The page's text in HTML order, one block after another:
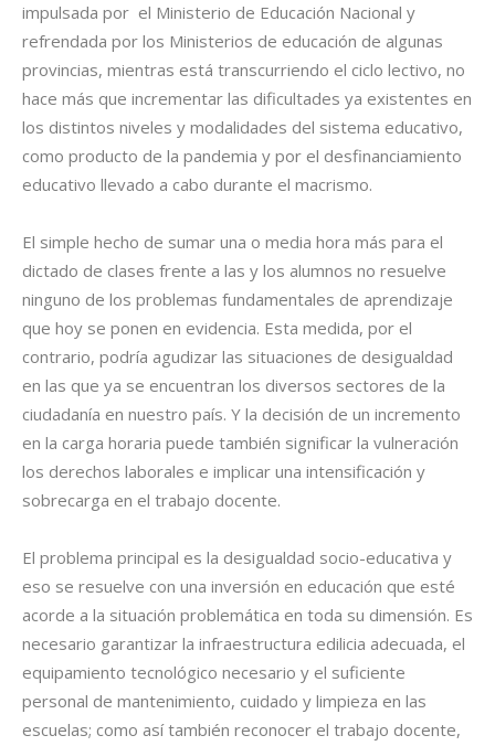
impulsada por el Ministerio de Educación Nacional y
refrendada por los Ministerios de educación de algunas
provincias, mientras está transcurriendo el ciclo lectivo, no
hace más que incrementar las dificultades ya existentes en
los distintos niveles y modalidades del sistema educativo,
como producto de la pandemia y por el desfinanciamiento
educativo llevado a cabo durante el macrismo.
El simple hecho de sumar una o media hora más para el
dictado de clases frente a las y los alumnos no resuelve
ninguno de los problemas fundamentales de aprendizaje
que hoy se ponen en evidencia. Esta medida, por el
contrario, podría agudizar las situaciones de desigualdad
en las que ya se encuentran los diversos sectores de la
ciudadanía en nuestro país. Y la decisión de un incremento
en la carga horaria puede también significar la vulneración
los derechos laborales e implicar una intensificación y
sobrecarga en el trabajo docente.
El problema principal es la desigualdad socio-educativa y
eso se resuelve con una inversión en educación que esté
acorde a la situación problemática en toda su dimensión. Es
necesario garantizar la infraestructura edilicia adecuada, el
equipamiento tecnológico necesario y el suficiente
personal de mantenimiento, cuidado y limpieza en las
escuelas; como así también reconocer el trabajo docente,